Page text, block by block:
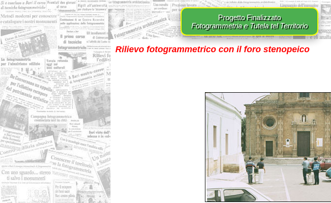
Progetto Finalizzato
Fotogrammetria e Tutela tel Territorio
Rilievo fotogrammetrico con il foro stenopeico